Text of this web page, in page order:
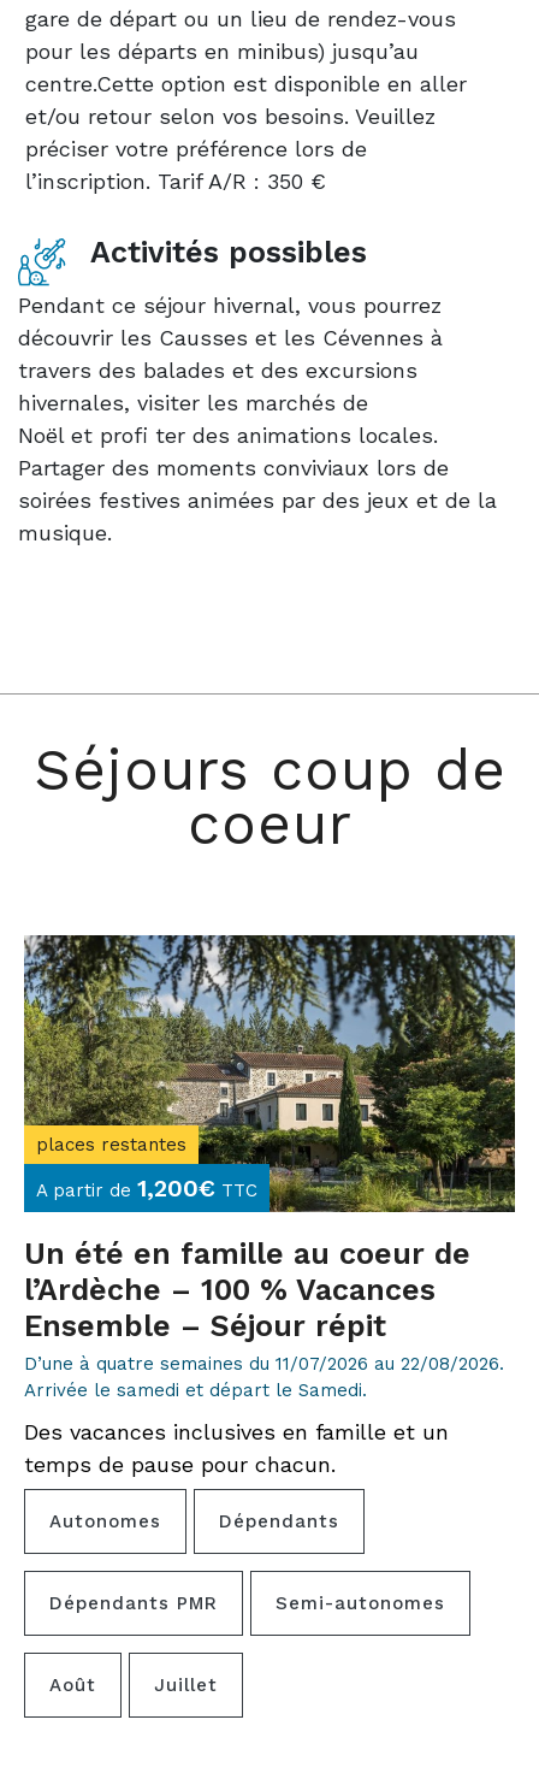
gare de départ ou un lieu de rendez-vous
pour les départs en minibus) jusqu’au
centre.Cette option est disponible en aller
et/ou retour selon vos besoins. Veuillez
préciser votre préférence lors de
l’inscription. Tarif A/R : 350 €
Activités possibles
Pendant ce séjour hivernal, vous pourrez
découvrir les Causses et les Cévennes à
travers des balades et des excursions
hivernales, visiter les marchés de
Noël et profi ter des animations locales.
Partager des moments conviviaux lors de
soirées festives animées par des jeux et de la
musique.
Séjours coup de
coeur
places restantes
A partir de 1,200€ TTC
Un été en famille au coeur de
l’Ardèche – 100 % Vacances
Ensemble – Séjour répit
D’une à quatre semaines du 11/07/2026 au 22/08/2026.
Arrivée le samedi et départ le Samedi.
Des vacances inclusives en famille et un
temps de pause pour chacun.
Autonomes Dépendants
Dépendants PMR Semi-autonomes
Août Juillet